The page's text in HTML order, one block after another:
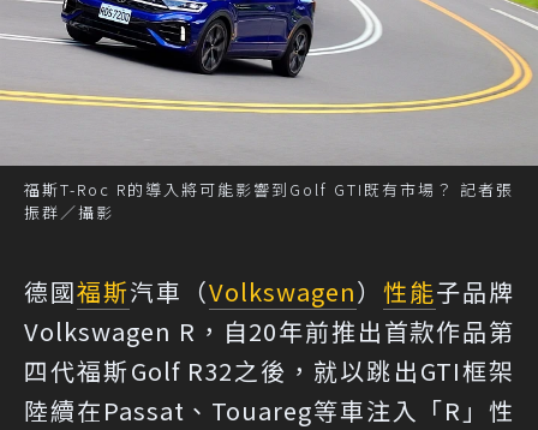
福斯T-Roc R的導入將可能影響到Golf GTI既有市場？ 記者張
振群／攝影
德國福斯汽車（Volkswagen）性能子品牌
Volkswagen R，自20年前推出首款作品第
四代福斯Golf R32之後，就以跳出GTI框架
陸續在Passat、Touareg等車注入「R」性